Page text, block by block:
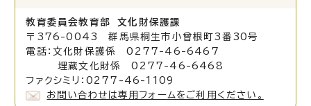
教育委員会教育部 文化財保護課
〒376-0043 群馬県桐生市小曾根町3番30号
電話：文化財保護係 0277-46-6467
埋蔵文化財係 0277-46-6468
ファクシミリ：0277-46-1109
お問い合わせは専用フォームをご利用ください。